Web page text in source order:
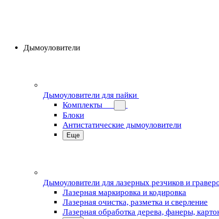
Дымоуловители
Дымоуловители для пайки
Комплекты
Блоки
Антистатические дымоуловители
Еще
Дымоуловители для лазерных резчиков и
Лазерная маркировка и кодировка
Лазерная очистка, разметка и сверление
Лазерная обработка дерева, фанеры,